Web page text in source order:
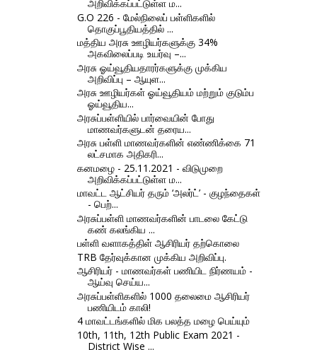
அறிவிக்கப்பட்டுள்ள ம...
G.O 226 - மேல்நிலைப் பள்ளிகளில்
தொகுப்பூதியத்தில் ...
மத்திய அரசு ஊழியர்களுக்கு 34%
அகவிலைப்படி உயர்வு –...
அரசு ஓய்வூதியதாரர்களுக்கு முக்கிய
அறிவிப்பு – ஆயுள...
அரசு ஊழியர்கள் ஓய்வூதியம் மற்றும் குடும்ப
ஓய்வூதிய...
அரசுப்பள்ளியில் பார்வையின் போது
மாணவர்களுடன் தரைய...
அரசு பள்ளி மாணவர்களின் எண்ணிக்கை 71
லட்சமாக அதிகரி...
கனமழை - 25.11.2021 - விடுமுறை
அறிவிக்கப்பட்டுள்ள ம...
மாவட்ட ஆட்சியர் தரும் ‘அலர்ட்’ - குழந்தைகள்
- பெற்...
அரசுப்பள்ளி மாணவர்களின் பாடலை கேட்டு
கண் கலங்கிய ...
பள்ளி வளாகத்திள் ஆசிரியர் தற்கொலை
TRB தேர்வுக்கான முக்கிய அறிவிப்பு.
ஆசிரியர் - மாணவர்கள் பணியிட நிர்ணயம் -
ஆய்வு செய்ய...
அரசுப்பள்ளிகளில் 1000 தலைமை ஆசிரியர்
பணியிடம் காலி!
4 மாவட்டங்களில் மிக பலத்த மழை பெய்யும்
10th, 11th, 12th Public Exam 2021 -
District Wise ...